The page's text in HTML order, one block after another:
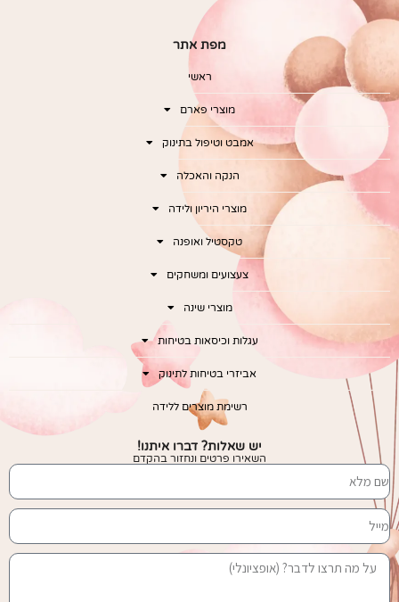
יש שאלות? דברו איתנו!
השאירו פרטים ונחזור בהקדם
מפת אתר
ראשי
מוצרי פארם
אמבט וטיפול בתינוק
הנקה והאכלה
מוצרי היריון ולידה
טקסטיל ואופנה
צעצועים ומשחקים
מוצרי שינה
עגלות וכיסאות בטיחות
אביזרי בטיחות לתינוק
רשימת מוצרים ללידה